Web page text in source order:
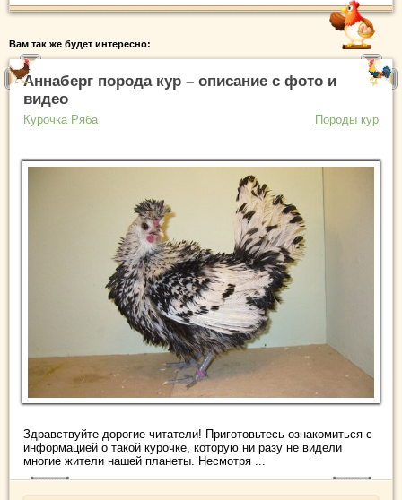
Вам так же будет интересно:
Аннаберг порода кур – описание с фото и
видео
Курочка Ряба Породы кур
Здравствуйте дорогие читатели! Приготовьтесь ознакомиться с
информацией о такой курочке, которую ни разу не видели
многие жители нашей планеты. Несмотря ...